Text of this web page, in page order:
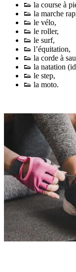
👟 la course à
👟 la marche
👟 le vélo,
👟 le roller,
👟 le surf,
👟 l’équitation,
👟 la corde à
👟 la natation
👟 le step,
👟 la moto.